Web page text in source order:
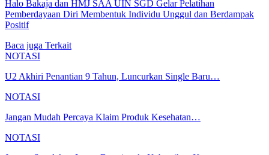
Halo Bakaja dan HMJ SAA UIN SGD Gelar Pelatihan
Pemberdayaan Diri Membentuk Individu Unggul dan Berdampak
Positif
Baca juga Terkait
NOTASI
U2 Akhiri Penantian 9 Tahun, Luncurkan Single Baru…
NOTASI
Jangan Mudah Percaya Klaim Produk Kesehatan…
NOTASI